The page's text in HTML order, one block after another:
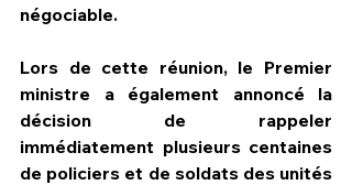
négociable.
Lors de cette réunion, le Premier
ministre a également annoncé la
décision de rappeler
immédiatement plusieurs centaines
de policiers et de soldats des unités